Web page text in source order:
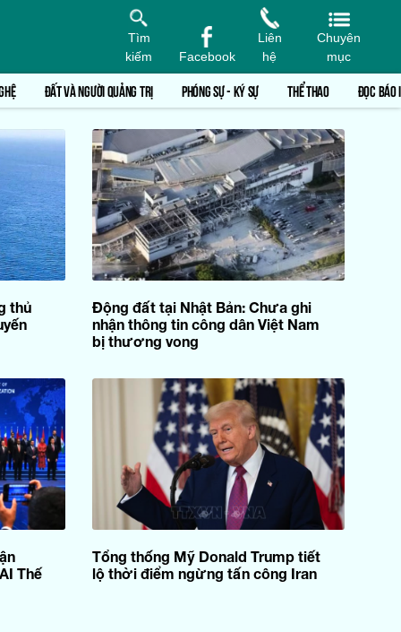
Tìm
kiếm
Facebook
Liên
hệ
Chuyên
mục
ĐẤT VÀ NGƯỜI QUẢNG TRỊ PHÓNG SỰ - KÝ SỰ THỂ THAO ĐỌC BÁO
thủ
Động đất tại Nhật Bản: Chưa ghi
nhận thông tin công dân Việt Nam
bị thương vong
Thế
Tổng thống Mỹ Donald Trump tiết
lộ thời điểm ngừng tấn công Iran